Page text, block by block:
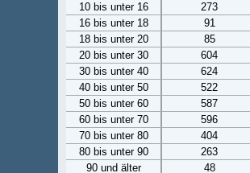
10 bis unter 16
273
16 bis unter 18
91
18 bis unter 20
85
20 bis unter 30
604
30 bis unter 40
624
40 bis unter 50
522
50 bis unter 60
587
60 bis unter 70
596
70 bis unter 80
404
80 bis unter 90
263
90 und älter
48